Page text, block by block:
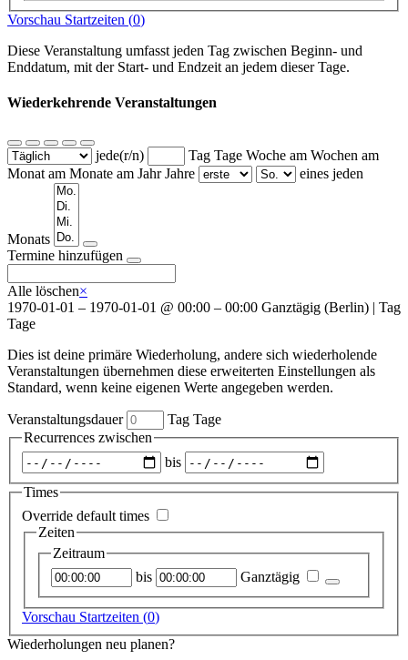
Vorschau Startzeiten (0)
Diese Veranstaltung umfasst jeden Tag zwischen Beginn- und
Enddatum, mit der Start- und Endzeit an jedem dieser Tage.
Wiederkehrende Veranstaltungen
jede(r/n) Tag Tage Woche am Wochen am
Monat am Monate am Jahr Jahre eines jeden
Monats
Wochentage
Termine hinzufügen
Alle löschen×
1970-01-01 – 1970-01-01 @ 00:00 – 00:00 Ganztägig (Berlin)
Tag
Tage
Dies ist deine primäre Wiederholung, andere sich wiederholende
Veranstaltungen übernehmen diese erweiterten Einstellungen als
Standard, wenn keine eigenen Werte angegeben werden.
Veranstaltungsdauer Tag Tage
Recurrences zwischen
Zeitraum
auswählen
bis
Times
Override default times
Zeiten
Zeitraum
Startzeitpunkt bis Endzeitpunkt Ganztägig
Vorschau Startzeiten (0)
Wiederholungen neu planen?